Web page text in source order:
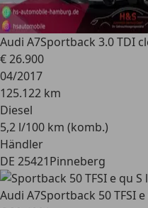
Audi A7Sportback 3.0 TDI
€ 26.900
04/2017
125.122 km
Diesel
5,2 l/100 km (komb.)
Händler
DE 25421Pinneberg
Audi A7Sportback 50 TFSI